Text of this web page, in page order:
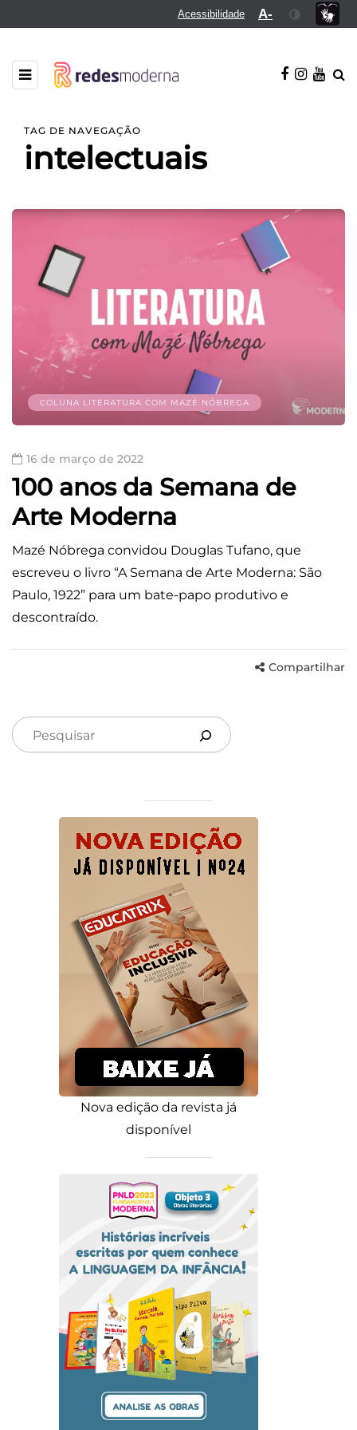
Acessibilidade A-
TAG DE NAVEGAÇÃO
intelectuais
COLUNA LITERATURA COM MAZÉ NÓBREGA
16 de março de 2022
100 anos da Semana de
Arte Moderna
Mazé Nóbrega convidou Douglas Tufano, que
escreveu o livro “A Semana de Arte Moderna: São
Paulo, 1922” para um bate-papo produtivo e
descontraído.
Compartilhar
Nova edição da revista já
disponível